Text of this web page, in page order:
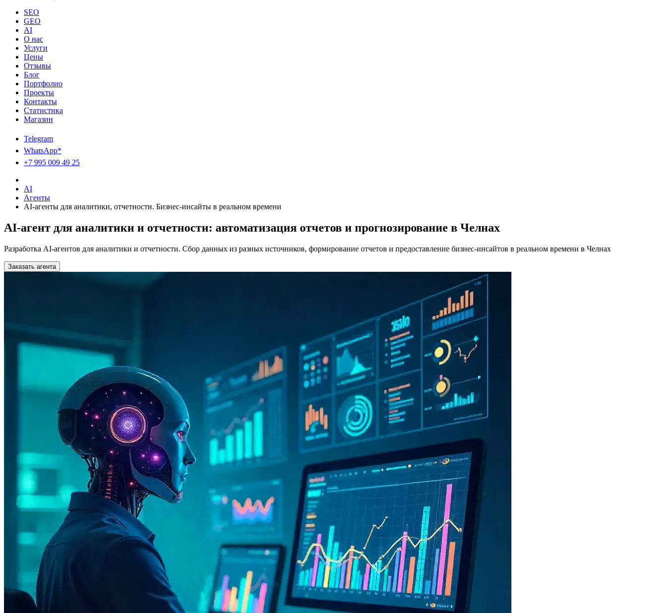
SEO
GEO
AI
О нас
Услуги
Цены
Отзывы
Блог
Портфолио
Проекты
Контакты
Статистика
Магазин
Telegram
WhatsApp*
+7 995 009 49 25
AI
Агенты
AI-агенты для аналитики, отчетности. Бизнес-инсайты в реальном времени
AI-агент для аналитики и отчетности: автоматизация отчетов и прогнозирование в Челнах
Разработка AI-агентов для аналитики и отчетности. Сбор данных из разных источников, формирование отчетов и предоставление бизнес-инсайтов в реальном времени в Челнах
Заказать агента